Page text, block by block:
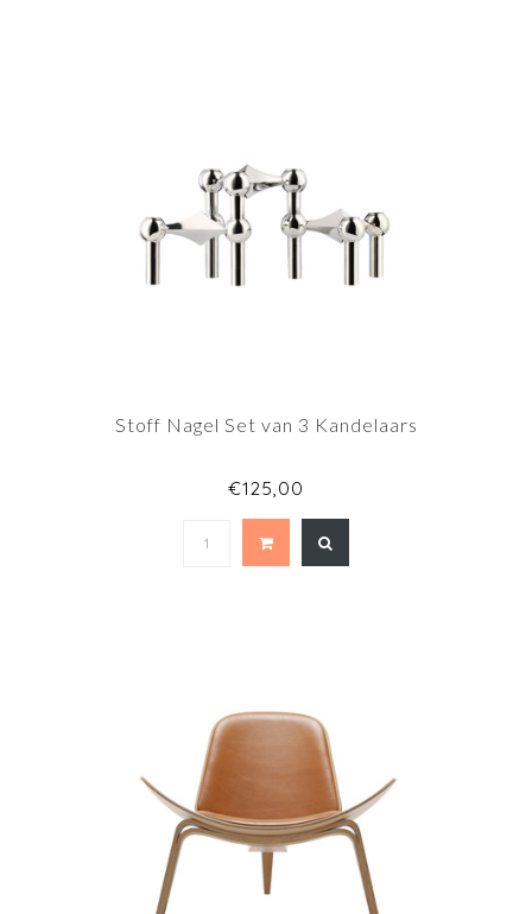
Stoff Nagel Set van 3 Kandelaars
€125,00